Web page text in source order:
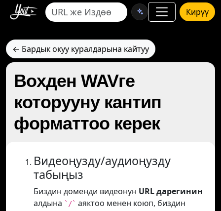
Кирүү
← Бардык окуу куралдарына кайтуу
Boxден WAVге
которууну кантип
форматтоо керек
Видеоңузду/аудиоңузду
табыңыз
Биздин доменди видеонун URL дарегинин
алдына `/` аяктоо менен коюп, биздин